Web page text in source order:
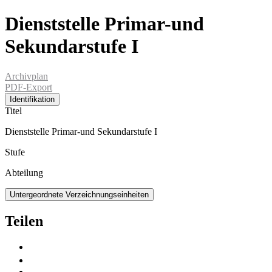
Dienststelle Primar-und
Sekundarstufe I
Archivplan
PDF-Export
Identifikation
Titel
Dienststelle Primar-und Sekundarstufe I
Stufe
Abteilung
Untergeordnete Verzeichnungseinheiten
Teilen